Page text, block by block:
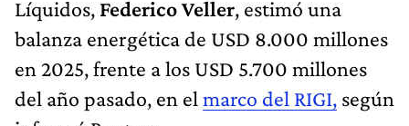
Líquidos, Federico Veller, estimó una
balanza energética de USD 8.000 millones
en 2025, frente a los USD 5.700 millones
del año pasado, en el marco del RIGI, según